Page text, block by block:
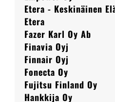
Etera - Keskinäinen
Etera
Fazer Karl Oy Ab
Finavia Oyj
Finnair Oyj
Fonecta Oy
Fujitsu Finland Oy
Hankkija Oy